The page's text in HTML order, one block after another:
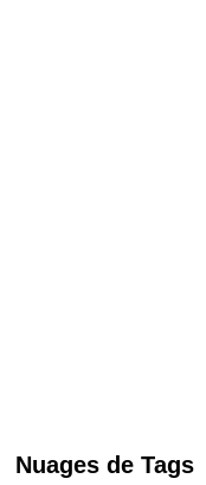
Nuages de Tags